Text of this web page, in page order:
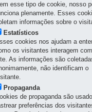
DO SITE
CORRUPÇÃO
esse tipo de cookie, nosso
plenamente. Esses
informações sobre o
Estatísticos
cookies nos ajudam a
os visitantes interagem
As informações são
não identificam o
Propaganda
de propaganda são
preferências dos